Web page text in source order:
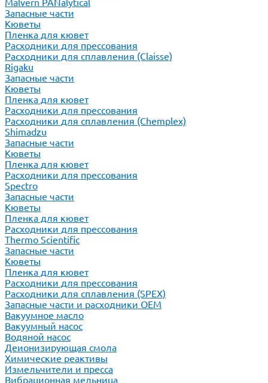
Malvern PANalytical
Запасные части
Кюветы
Пленка для кювет
Расходники для прессования
Расходники для сплавления (Claisse)
Rigaku
Запасные части
Кюветы
Пленка для кювет
Расходники для прессования
Расходники для сплавления (Chemplex)
Shimadzu
Запасные части
Кюветы
Пленка для кювет
Расходники для прессования
Spectro
Запасные части
Кюветы
Пленка для кювет
Расходники для прессования
Thermo Scientific
Запасные части
Кюветы
Пленка для кювет
Расходники для прессования
Расходники для сплавления (SPEX)
Запасные части и расходники ОЕМ
Вакуумное масло
Вакуумный насос
Водяной насос
Деионизирующая смола
Химические реактивы
Измельчители и пресса
Вибрационная мельница